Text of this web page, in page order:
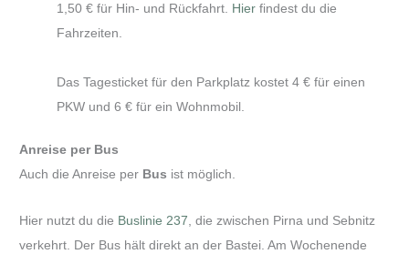
1,50 € für Hin- und Rückfahrt. Hier findest du die
Fahrzeiten.
Das Tagesticket für den Parkplatz kostet 4 € für einen
PKW und 6 € für ein Wohnmobil.
Anreise per Bus
Auch die Anreise per Bus ist möglich.
Hier nutzt du die Buslinie 237, die zwischen Pirna und Sebnitz
verkehrt. Der Bus hält direkt an der Bastei. Am Wochenende